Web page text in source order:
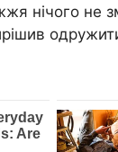
нічого не